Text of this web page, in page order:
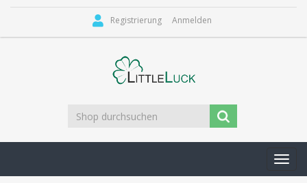
Registrierung Anmelden